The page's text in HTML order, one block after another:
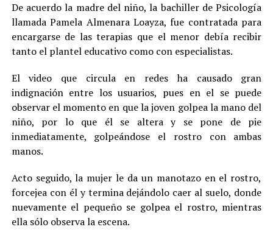
De acuerdo la madre del niño, la bachiller de Psicología
llamada Pamela Almenara Loayza, fue contratada para
encargarse de las terapias que el menor debía recibir
tanto el plantel educativo como con especialistas.
El video que circula en redes ha causado gran
indignación entre los usuarios, pues en el se puede
observar el momento en que la joven golpea la mano del
niño, por lo que él se altera y se pone de pie
inmediatamente, golpeándose el rostro con ambas
manos.
Acto seguido, la mujer le da un manotazo en el rostro,
forcejea con él y termina dejándolo caer al suelo, donde
nuevamente el pequeño se golpea el rostro, mientras
ella sólo observa la escena.